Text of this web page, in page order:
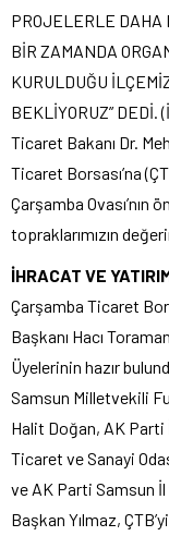
PROJELERLE DAHA
BİR ZAMANDA
KURULDUĞU
BEKLİYORUZ” DEDİ.
Ticaret Bakanı Dr.
Ticaret Borsası’na
Çarşamba
topraklarımızın
İHRACAT VE
Çarşamba Ticaret
Başkanı Hacı
Üyelerinin hazır
Samsun Milletvekili
Halit Doğan, AK Parti
Ticaret ve Sanayi
ve AK Parti Samsun İl
Başkan Yılmaz,